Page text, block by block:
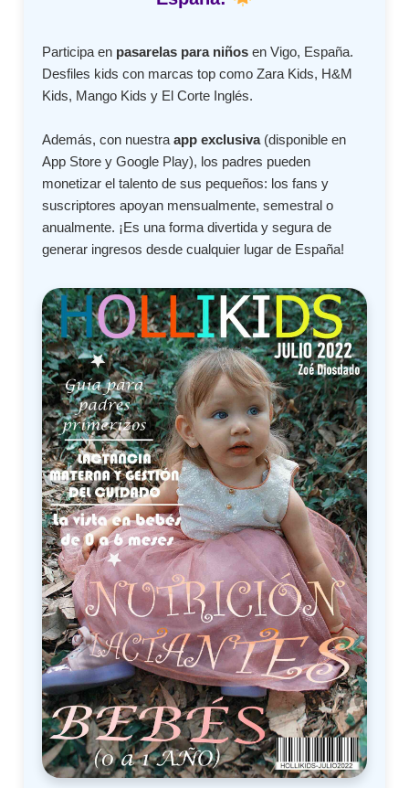
Participa en pasarelas para niños en Vigo, España.
Desfiles kids con marcas top como Zara Kids, H&M
Kids, Mango Kids y El Corte Inglés.
Además, con nuestraapp exclusiva(disponible en
App Store y Google Play), los padres pueden
monetizar el talento de sus pequeños: los fans y
suscriptores apoyan mensualmente, semestral o
anualmente. ¡Es una forma divertida y segura de
generar ingresos desde cualquier lugar de España!